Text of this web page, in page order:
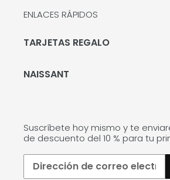
ENLACES RÁPIDOS
TARJETAS REGALO
NAISSANT
Suscríbete hoy mismo y te
de descuento del 10 % para tu